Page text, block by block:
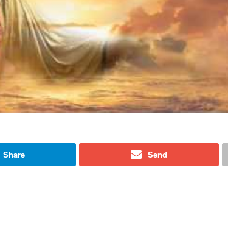
Share Send